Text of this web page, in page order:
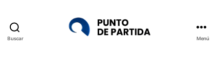
Buscar Menú